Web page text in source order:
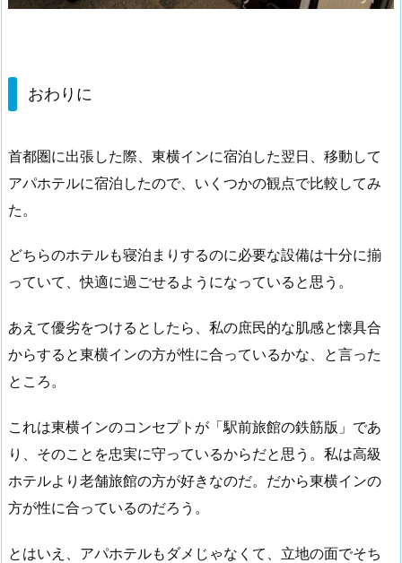
おわりに
首都圏に出張した際、東横インに宿泊した翌日、移動して
アパホテルに宿泊したので、いくつかの観点で比較してみ
た。
どちらのホテルも寝泊まりするのに必要な設備は十分に揃
っていて、快適に過ごせるようになっていると思う。
あえて優劣をつけるとしたら、私の庶民的な肌感と懐具合
からすると東横インの方が性に合っているかな、と言った
ところ。
これは東横インのコンセプトが「駅前旅館の鉄筋版」であ
り、そのことを忠実に守っているからだと思う。私は高級
ホテルより老舗旅館の方が好きなのだ。だから東横インの
方が性に合っているのだろう。
とはいえ、アパホテルもダメじゃなくて、立地の面でそち